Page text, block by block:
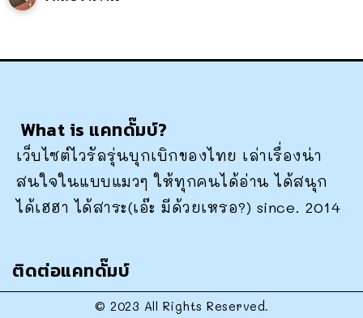
What is แคทดั๊มบ์?
เว็บไซต์ไวรัลรุ่นบุกเบิกของไทย เล่าเรื่องน่า
สนใจในแบบแมวๆ ให้ทุกคนได้อ่าน ได้สนุก
ได้เฮฮา ได้สาระ(เอ๊ะ มีด้วยเหรอ?) since. 2014
ติดต่อแคทดั๊มบ์
© 2023 All Rights Reserved.